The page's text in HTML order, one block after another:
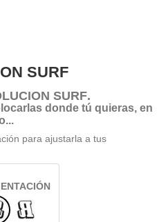
SURF
SURF.
donde tú quieras, en
para ajustarla a tus
Reflejado